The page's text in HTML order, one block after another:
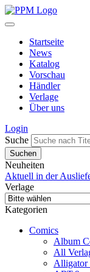
Startseite
News
Katalog
Vorschau
Händler
Verlage
Über uns
Login
Suche
Neuheiten
Aktuell in der
Verlage
Kategorien
Comics
Album
All
Alligator